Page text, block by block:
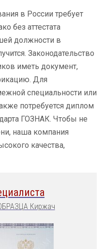
в России требует
без аттестата
должности в
Законодательство
иметь документ,
Для
специальности или
потребуется диплом
ГОЗНАК. Чтобы не
наша компания
качества,
Киржач